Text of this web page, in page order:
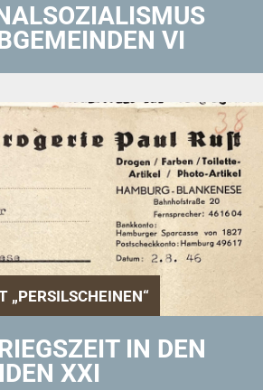
VI
„PERSILSCHEINEN“
IN DEN
XXI